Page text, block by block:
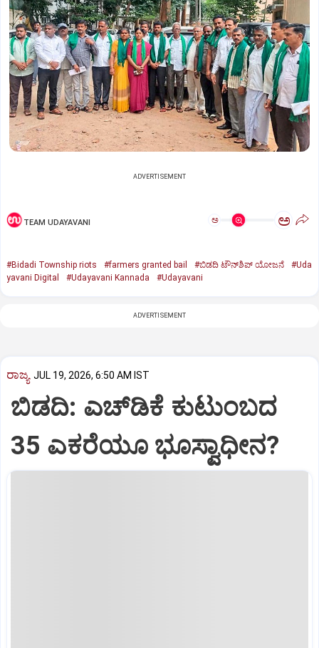
ADVERTISEMENT
TEAM UDAYAVANI ಅ ಅ
#Bidadi Township riots #farmers granted bail #ಬಿಡದಿ ಟೌನ್‌ಶಿಪ್‌ ಯೋಜನೆ
#Uda
yavani Digital
#Udayavani Kannada #Udayavani
ADVERTISEMENT
ರಾಜ್ಯ JUL 19, 2026, 6:50 AM IST
ಬಿಡದಿ: ಎಚ್‌ಡಿಕೆ ಕುಟುಂಬದ
35 ಎಕರೆಯೂ ಭೂಸ್ವಾಧೀನ?